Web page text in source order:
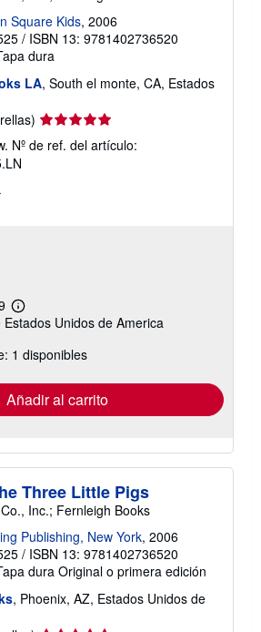
Square Kids, 2006
/ ISBN 13: 9781402736520
dura
LA, South el monte, CA, Estados
Calificación
vendedor:
Nº de ref. del artículo:
Más
información
las
tarifas
envío
Unidos de America
1 disponibles
Añadir al carrito
Three Little Pigs
Inc.; Fernleigh Books
Publishing, New York, 2006
/ ISBN 13: 9781402736520
dura Original o primera edición
, Phoenix, AZ, Estados Unidos de